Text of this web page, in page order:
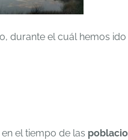
durante el cuál hemos
el tiempo de las